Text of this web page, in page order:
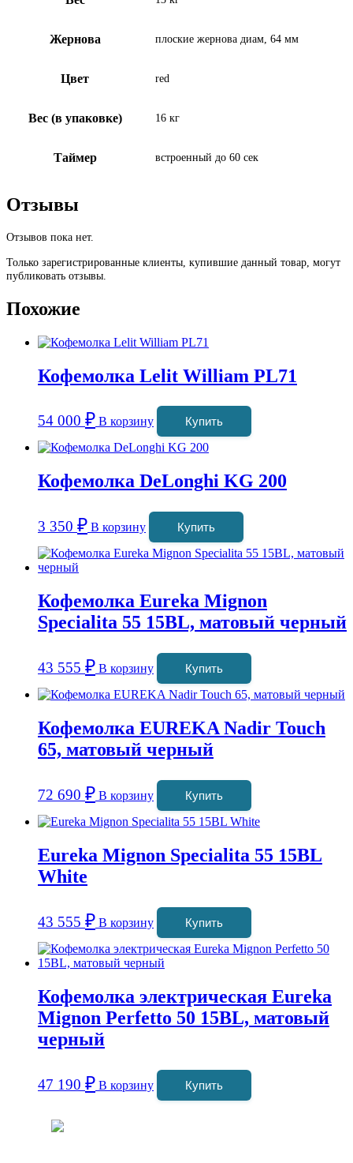
Жернова плоские жернова диам, 64 мм
Цвет red
Вес (в упаковке) 16 кг
Таймер встроенный до 60 сек
Отзывы
Отзывов пока нет.
Только зарегистрированные клиенты, купившие данный товар, могут
публиковать отзывы.
Похожие
Кофемолка Lelit William PL71
54 000 ₽ В корзину Купить
Кофемолка DeLonghi KG 200
3 350 ₽ В корзину Купить
Кофемолка Eureka Mignon
Specialita 55 15BL, матовый черный
43 555 ₽ В корзину Купить
Кофемолка EUREKA Nadir Touch
65, матовый черный
72 690 ₽ В корзину Купить
Eureka Mignon Specialita 55 15BL
White
43 555 ₽ В корзину Купить
Кофемолка электрическая Eureka
Mignon Perfetto 50 15BL, матовый
черный
47 190 ₽ В корзину Купить